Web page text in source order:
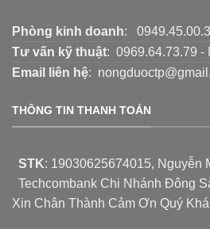
Phòng kinh doanh:
Tư vấn kỹ thuật: 0969.64.73.79 -
Email liên hệ:
THÔNG TIN THANH TOÁN
STK: 19030625674015, Nguyễn
Techcombank Chi Nhánh Đông
Xin Chân Thành Cảm Ơn Quý